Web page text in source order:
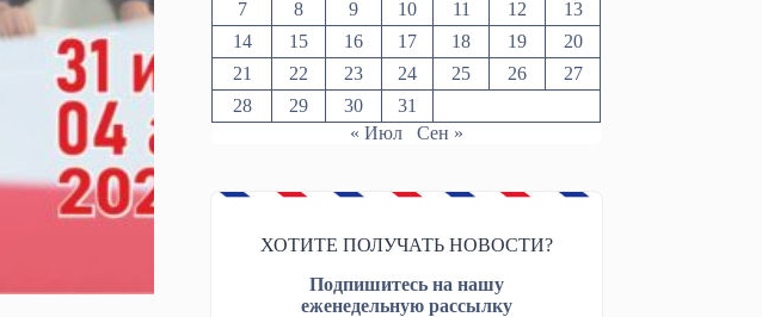
7
8 9 10 11 12
13
14
15 16 17 18 19
20
21
22 23 24 25 26
27
28
29 30
31
« Июл
Сен »
ХОТИТЕ ПОЛУЧАТЬ НОВОСТИ?
Подпишитесь на нашу
еженедельную рассылку